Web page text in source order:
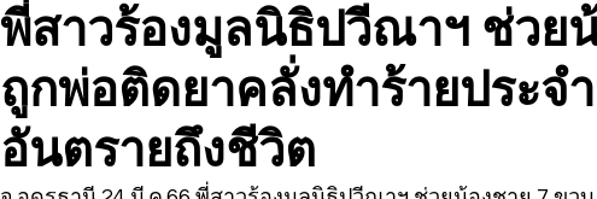
พี่สาวร้องมูลนิธิปวีณาฯ ช่วย
ถูกพ่อติดยาคลั่งทำร้ายประจ
อันตรายถึงชีวิต